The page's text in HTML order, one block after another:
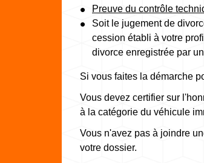
Preuve du contrôle
Soit le jugement de
cession établi à votre
divorce enregistrée par
Si vous faites la démarche
Vous devez certifier sur
à la catégorie du véhicule
Vous n'avez pas à joindre
votre dossier.